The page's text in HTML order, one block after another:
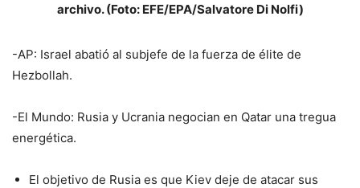
archivo. (Foto: EFE/EPA/Salvatore Di Nolfi)
-AP: Israel abatió al subjefe de la fuerza de élite de
Hezbollah.
-El Mundo: Rusia y Ucrania negocian en Qatar una tregua
energética.
El objetivo de Rusia es que Kiev deje de atacar sus